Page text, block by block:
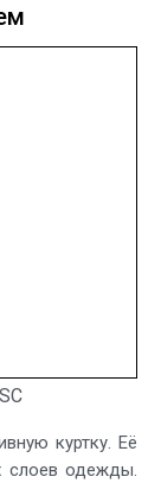
куртку. Её
слоев одежды.